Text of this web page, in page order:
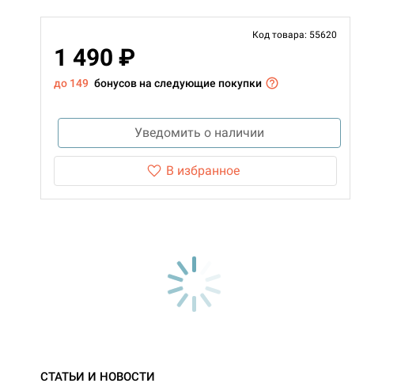
Код товара: 55620
1 490 ₽
до 149 бонусов на следующие покупки
Уведомить о наличии
В избранное
СТАТЬИ И НОВОСТИ